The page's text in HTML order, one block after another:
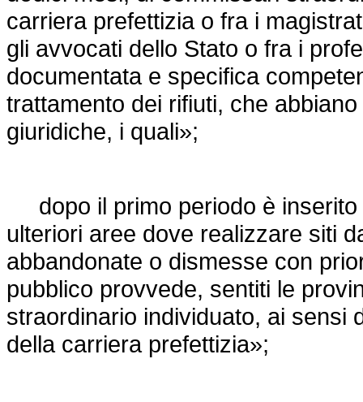
carriera prefettizia o fra i
gli avvocati dello Stato o fra i
documentata e specifica
trattamento dei rifiuti, che
giuridiche, i quali»;
dopo il primo periodo è inserito
ulteriori aree dove realizzare siti
abbandonate o dismesse con
pubblico provvede, sentiti le
straordinario individuato, ai sensi
della carriera prefettizia»;